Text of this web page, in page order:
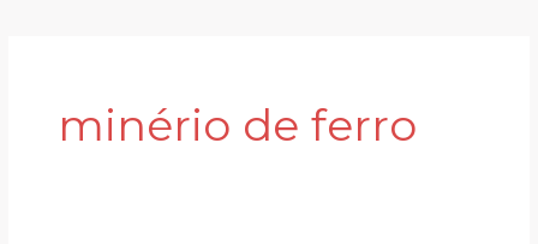
minério de ferro